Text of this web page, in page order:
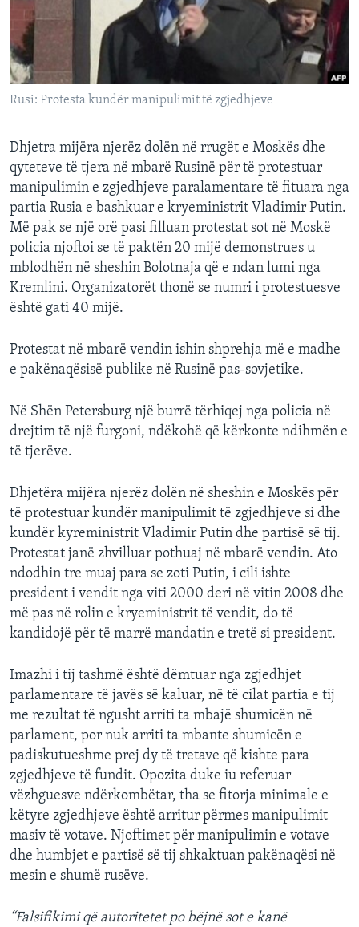
INTERVISTA
Rusi: Protesta kundër manipulimit të zgjedhjeve
Dhjetra mijëra njerëz dolën në rrugët e Moskës dhe
qyteteve të tjera në mbarë Rusinë për të protestuar
manipulimin e zgjedhjeve paralamentare të fituara nga
partia Rusia e bashkuar e kryeministrit Vladimir Putin.
Më pak se një orë pasi filluan protestat sot në Moskë
policia njoftoi se të paktën 20 mijë demonstrues u
mblodhën në sheshin Bolotnaja që e ndan lumi nga
Kremlini. Organizatorët thonë se numri i protestuesve
është gati 40 mijë.
Protestat në mbarë vendin ishin shprehja më e madhe
e pakënaqësisë publike në Rusinë pas-sovjetike.
Në Shën Petersburg një burrë tërhiqej nga policia në
drejtim të një furgoni, ndëkohë që kërkonte ndihmën e
të tjerëve.
Dhjetëra mijëra njerëz dolën në sheshin e Moskës për
të protestuar kundër manipulimit të zgjedhjeve si dhe
kundër kyreministrit Vladimir Putin dhe partisë së tij.
Protestat janë zhvilluar pothuaj në mbarë vendin. Ato
ndodhin tre muaj para se zoti Putin, i cili ishte
president i vendit nga viti 2000 deri në vitin 2008 dhe
më pas në rolin e kryeministrit të vendit, do të
kandidojë për të marrë mandatin e tretë si president.
Imazhi i tij tashmë është dëmtuar nga zgjedhjet
parlamentare të javës së kaluar, në të cilat partia e tij
me rezultat të ngusht arriti ta mbajë shumicën në
parlament, por nuk arriti ta mbante shumicën e
padiskutueshme prej dy të tretave që kishte para
zgjedhjeve të fundit. Opozita duke iu referuar
vëzhguesve ndërkombëtar, tha se fitorja minimale e
këtyre zgjedhjeve është arritur përmes manipulimit
masiv të votave. Njoftimet për manipulimin e votave
dhe humbjet e partisë së tij shkaktuan pakënaqësi në
mesin e shumë rusëve.
“Falsifikimi që autoritetet po bëjnë sot e kanë